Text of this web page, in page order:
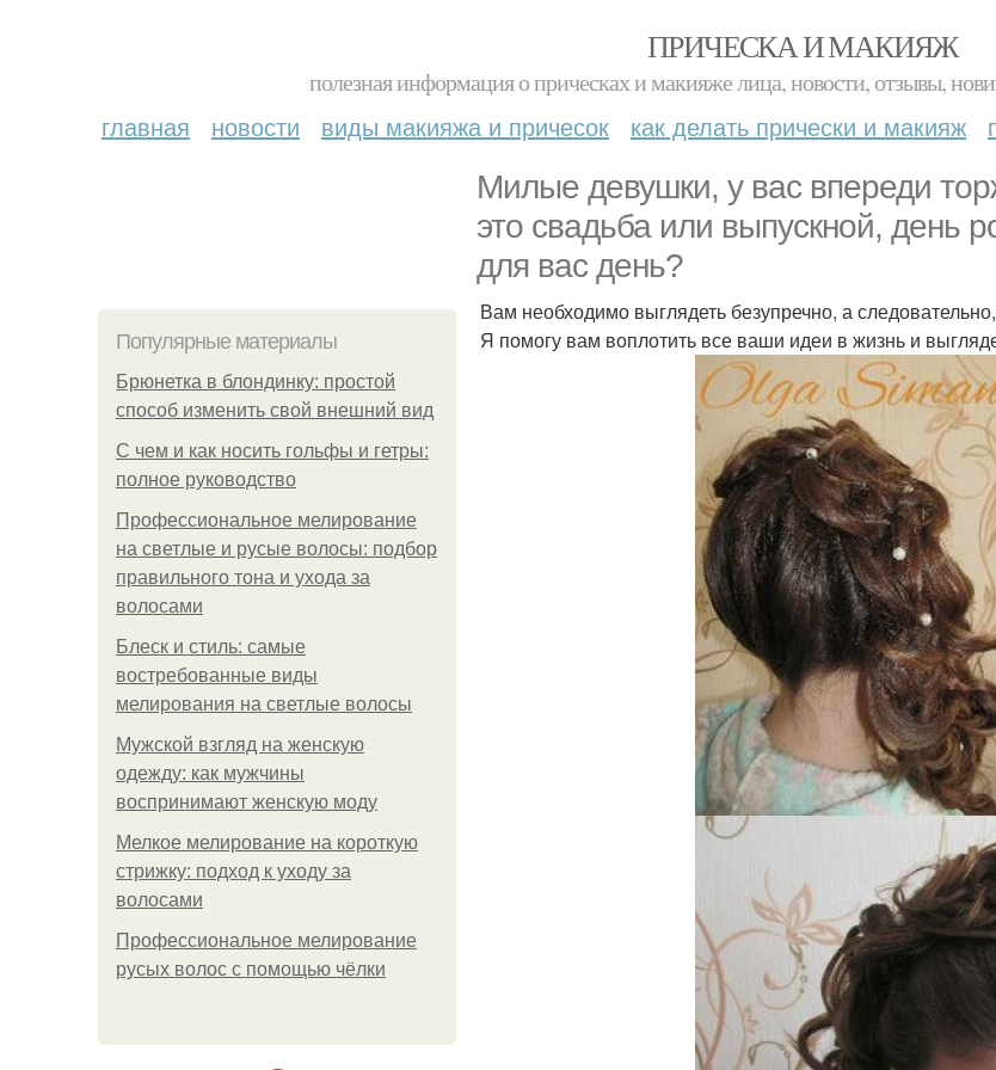
ПРИЧЕСКА И МАКИЯЖ
полезная информация о прическах и макияже лица, новости, отзывы,
главная новости виды макияжа и причесок как делать прически и макияж
Милые девушки, у вас впереди
это свадьба или выпускной, день
для вас день?
Популярные материалы
Брюнетка в блондинку: простой
способ изменить свой внешний вид
С чем и как носить гольфы и гетры:
полное руководство
Профессиональное мелирование
на светлые и русые волосы: подбор
правильного тона и ухода за
волосами
Блеск и стиль: самые
востребованные виды
мелирования на светлые волосы
Мужской взгляд на женскую
одежду: как мужчины
воспринимают женскую моду
Мелкое мелирование на короткую
стрижку: подход к уходу за
волосами
Профессиональное мелирование
русых волос с помощью чёлки
Вам необходимо выглядеть безупречно, а
Я помогу вам воплотить все ваши идеи в жизнь и